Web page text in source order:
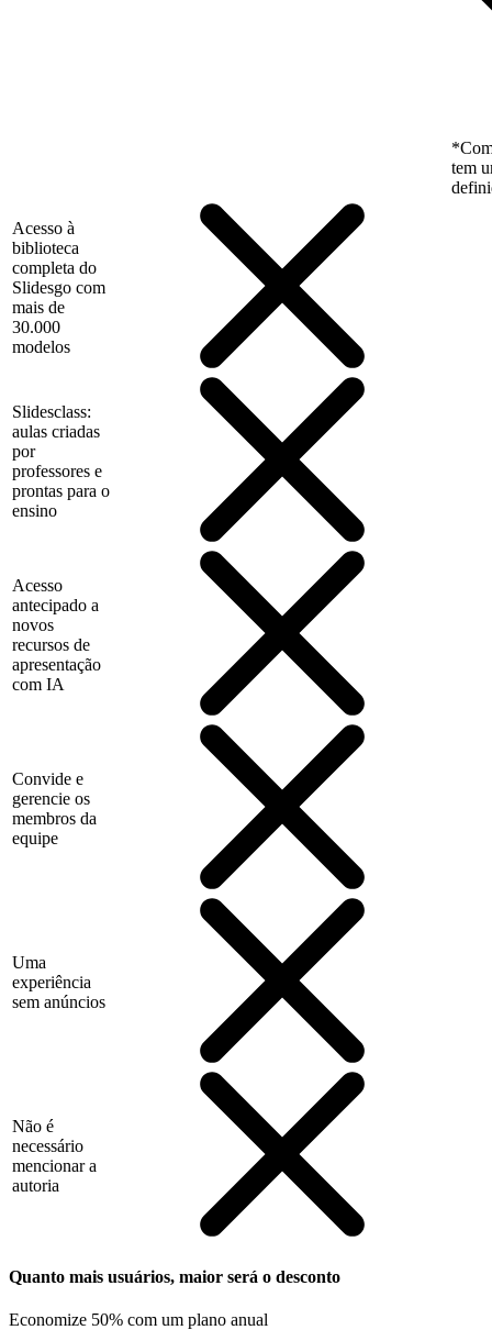
tem
Acesso à
biblioteca
completa do
Slidesgo com
mais de
30.000
modelos
Slidesclass:
aulas criadas
por
professores e
prontas para o
ensino
Acesso
antecipado a
novos
recursos de
apresentação
com IA
Convide e
gerencie os
membros da
equipe
Uma
experiência
sem anúncios
Não é
necessário
mencionar a
autoria
Quanto mais usuários, maior será o desconto
Economize 50% com um plano anual